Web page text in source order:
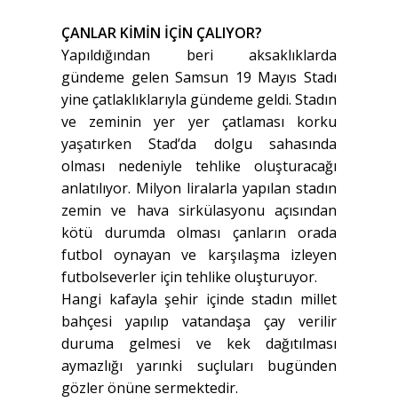
ÇANLAR KİMİN İÇİN ÇALIYOR?
Yapıldığından beri aksaklıklarda
gündeme gelen Samsun 19 Mayıs Stadı
yine çatlaklıklarıyla gündeme geldi. Stadın
ve zeminin yer yer çatlaması korku
yaşatırken Stad’da dolgu sahasında
olması nedeniyle tehlike oluşturacağı
anlatılıyor. Milyon liralarla yapılan stadın
zemin ve hava sirkülasyonu açısından
kötü durumda olması çanların orada
futbol oynayan ve karşılaşma izleyen
futbolseverler için tehlike oluşturuyor.
Hangi kafayla şehir içinde stadın millet
bahçesi yapılıp vatandaşa çay verilir
duruma gelmesi ve kek dağıtılması
aymazlığı yarınki suçluları bugünden
gözler önüne sermektedir.